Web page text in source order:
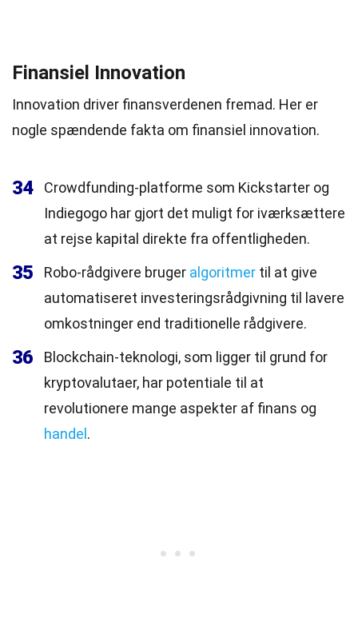
Finansiel Innovation
Innovation driver finansverdenen fremad. Her er
nogle spændende fakta om finansiel innovation.
34
Crowdfunding-platforme som Kickstarter og
Indiegogo har gjort det muligt for iværksættere
at rejse kapital direkte fra offentligheden.
35 Robo-rådgivere bruger algoritmer til at give
automatiseret investeringsrådgivning til lavere
omkostninger end traditionelle rådgivere.
36
Blockchain-teknologi, som ligger til grund for
kryptovalutaer, har potentiale til at
revolutionere mange aspekter af finans og
handel .